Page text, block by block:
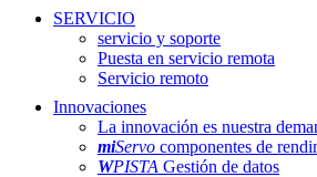
SERVICIO
servicio y soporte
Puesta en servicio remota
Servicio remoto
Innovaciones
La innovación es nuestra
miServo componentes de
WPISTA Gestión de datos